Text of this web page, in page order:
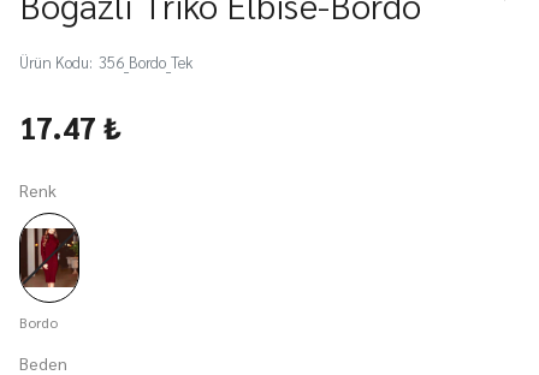
Ürün Kodu: 356_Bordo_Tek
17.47 ₺
Renk
Bordo
Beden